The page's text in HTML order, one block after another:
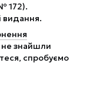
172).
видання.
не знайшли
спробуємо